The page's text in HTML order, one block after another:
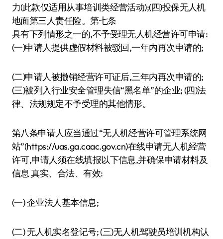
力(此款仅适用从事培训类经营活动);(四)投保无人机
地面第三人责任险。第七条
具有下列情形之一的,不予受理无人机经营许可申请:
(一)申请人提供虚假材料被驳回,一年内再次申请的;
(二)申请人被撤销经营许可证后,三年内再次申请的;
(三)被列入行业安全管理失信“黑名单”的企业; (四)法
律、法规规定不予受理的其他情形。
第八条申请人应当通过“无人机经营许可管理系统网
站”(https://uas.ga.caac.gov.cn)在线申请无人机经营
许可,申请人须在线填报以下信息,并确保申请材料及
信息 真实、合法、有效:
(一) 企业法人基本信息;
(二) 无人机实名登记号; (三)无人机驾驶员培训机构认